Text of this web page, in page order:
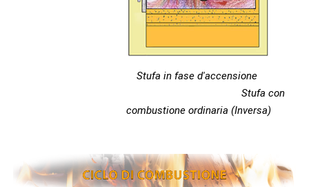
Stufa in fase d'accensione
Stufa con
combustione ordinaria (Inversa)